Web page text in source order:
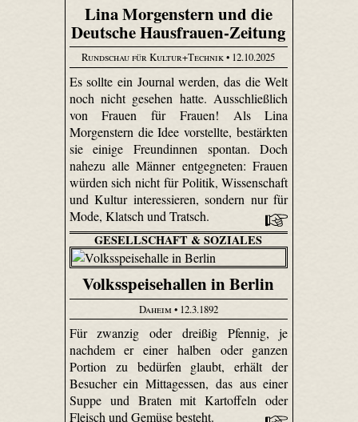
Lina Morgenstern und die
Deutsche Hausfrauen-Zeitung
Rundschau für Kultur+Technik• 12.10.2025
Es sollte ein Journal werden, das die Welt
noch nicht gesehen hatte. Ausschließlich
von Frauen für Frauen! Als Lina
Morgenstern die Idee vorstellte, bestärkten
sie einige Freundinnen spontan. Doch
nahezu alle Männer entgegneten: Frauen
würden sich nicht für Politik, Wissenschaft
und Kultur interessieren, sondern nur für
Mode, Klatsch und Tratsch.
GESELLSCHAFT & SOZIALES
Volksspeisehallen in Berlin
Daheim• 12.3.1892
Für zwanzig oder dreißig Pfennig, je
nachdem er einer halben oder ganzen
Portion zu bedürfen glaubt, erhält der
Besucher ein Mittagessen, das aus einer
Suppe und Braten mit Kartoffeln oder
Fleisch und Gemüse besteht.